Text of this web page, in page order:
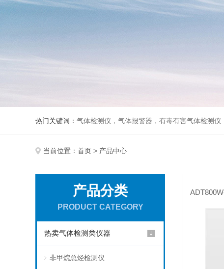
热门关键词： 气体检测仪，气体报警器，有毒有害气体检测仪
当前位置： 首页 > 产品中心
产品分类
PRODUCT CATEGORY
热卖气体检测类仪器
非甲烷总烃检测仪